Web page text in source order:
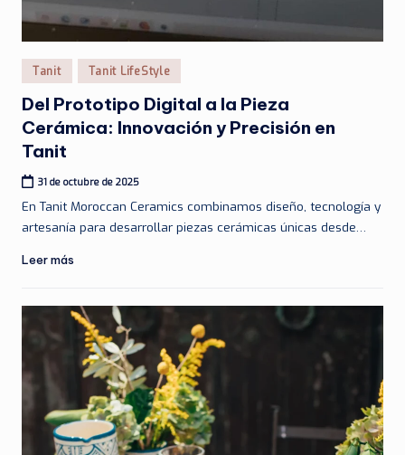
Publicado
en
Tanit Tanit LifeStyle
Del Prototipo Digital a la Pieza
Cerámica: Innovación y Precisión en
Tanit
31 de octubre de 2025
En Tanit Moroccan Ceramics combinamos diseño, tecnología y
artesanía para desarrollar piezas cerámicas únicas desde…
Leer más